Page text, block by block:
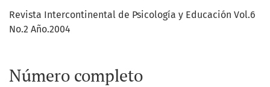
Revista Intercontinental de Psicología y Educación Vol.6
No.2 Año.2004
Número completo